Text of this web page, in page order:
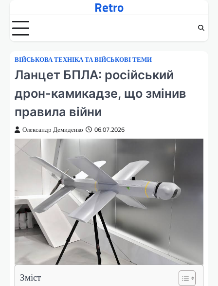
вмісту
Retro
ВІЙСЬКОВА ТЕХНІКА ТА ВІЙСЬКОВІ ТЕМИ
Ланцет БПЛА: російський
дрон-камикадзе, що змінив
правила війни
Олександр Демиденко 06.07.2026
Зміст